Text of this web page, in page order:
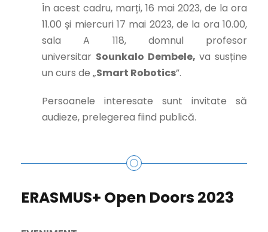
În acest cadru, marți, 16 mai 2023, de la ora
11.00 și miercuri 17 mai 2023, de la ora 10.00,
sala A 118, domnul profesor
universitar Sounkalo Dembele, va susține
un curs de „Smart Robotics”.
Persoanele interesate sunt invitate să
audieze, prelegerea fiind publică.
ERASMUS+ Open Doors 2023